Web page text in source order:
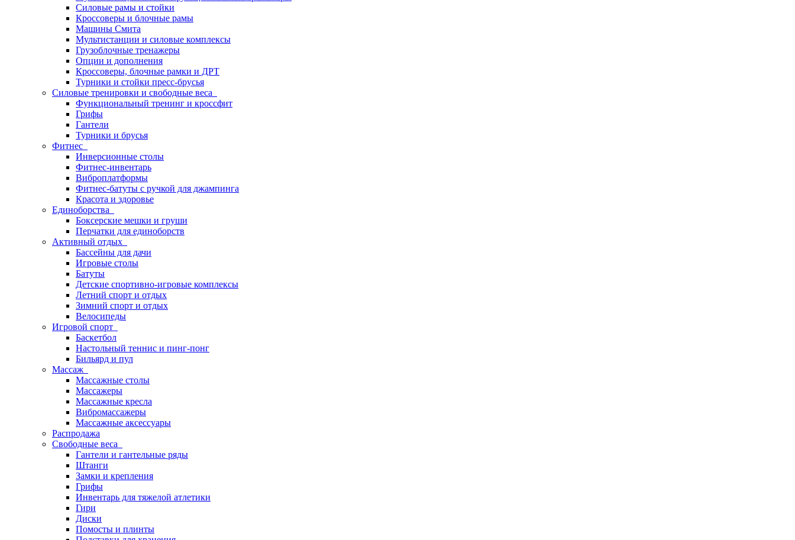
Силовые рамы и стойки
Кроссоверы и блочные рамы
Машины Смита
Мультистанции и силовые комплексы
Грузоблочные тренажеры
Опции и дополнения
Кроссоверы, блочные рамки и ДРТ
Турники и стойки пресс-брусья
Силовые тренировки и свободные веса
Функциональный тренинг и кроссфит
Грифы
Гантели
Турники и брусья
Фитнес
Инверсионные столы
Фитнес-инвентарь
Виброплатформы
Фитнес-батуты с ручкой для джампинга
Красота и здоровье
Единоборства
Боксерские мешки и груши
Перчатки для единоборств
Активный отдых
Бассейны для дачи
Игровые столы
Батуты
Детские спортивно-игровые комплексы
Летний спорт и отдых
Зимний спорт и отдых
Велосипеды
Игровой спорт
Баскетбол
Настольный теннис и пинг-понг
Бильярд и пул
Массаж
Массажные столы
Массажеры
Массажные кресла
Вибромассажеры
Массажные аксессуары
Распродажа
Свободные веса
Гантели и гантельные ряды
Штанги
Замки и крепления
Грифы
Инвентарь для тяжелой атлетики
Гири
Диски
Помосты и плинты